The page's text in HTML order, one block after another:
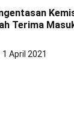
Terima
1 April 2021